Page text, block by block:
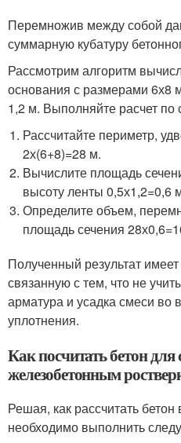
Перемножив между собой
суммарную кубатуру
Рассмотрим алгоритм
основания с размерами 6х8
1,2 м. Выполняйте расчет
Рассчитайте периметр,
2х(6+8)=28 м.
Вычислите площадь
высоту ленты 0,5х1,2=0,6
Определите объем,
площадь сечения
Полученный результат
связанную с тем, что не
арматура и усадка смеси во
уплотнения.
Как посчитать бетон для
железобетонным
Решая, как рассчитать бетон
необходимо выполнить